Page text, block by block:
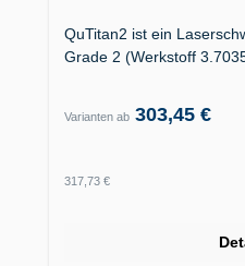
QuTitan2 ist ein
Grade 2 (Werkstoff
Varianten ab 303,45 €
Regulärer Preis:
317,73 €